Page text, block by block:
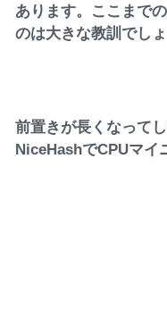
あります。ここまで
のは大きな教訓でしょ
前置きが長くなって
NiceHashでCPUマイ